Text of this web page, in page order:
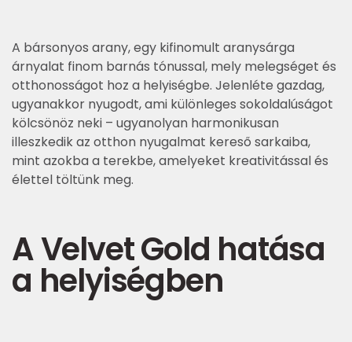
A bársonyos arany, egy kifinomult aranysárga
árnyalat finom barnás tónussal, mely melegséget és
otthonosságot hoz a helyiségbe. Jelenléte gazdag,
ugyanakkor nyugodt, ami különleges sokoldalúságot
kölcsönöz neki – ugyanolyan harmonikusan
illeszkedik az otthon nyugalmat kereső sarkaiba,
mint azokba a terekbe, amelyeket kreativitással és
élettel töltünk meg.
A Velvet Gold hatása
a helyiségben